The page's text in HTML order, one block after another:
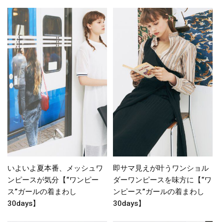
いよいよ夏本番、メッシュワ
ンピースが気分【“ワンピー
ス”ガールの着まわし
30days】
即サマ見えが叶うワンショル
ダーワンピースを味方に【“ワ
ンピース”ガールの着まわし
30days】